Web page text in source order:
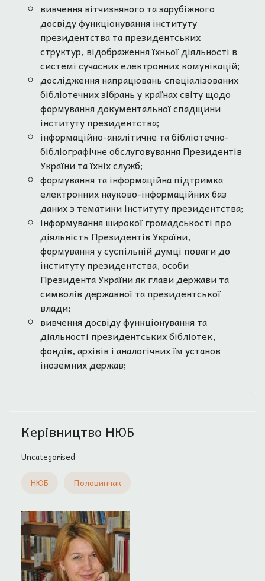
вивчення вітчизняного та зарубіжного
досвіду функціонування інституту
президентства та президентських
структур, відображення їхньої діяльності в
системі сучасних електронних комунікацій;
дослідження напрацювань спеціалізованих
бібліотечних зібрань у країнах світу щодо
формування документальної спадщини
інституту президентства;
інформаційно-аналітичне та бібліотечно-
бібліографічне обслуговування Президентів
України та їхніх служб;
формування та інформаційна підтримка
електронних науково-інформаційних баз
даних з тематики інституту президентства;
інформування широкої громадськості про
діяльність Президентів України,
формування у суспільній думці поваги до
інституту президентства, особи
Президента України як глави держави та
символів державної та президентської
влади;
вивчення досвіду функціонування та
діяльності президентських бібліотек,
фондів, архівів і аналогічних їм установ
іноземних держав;
Керівництво НЮБ
Uncategorised
НЮБ Половинчак